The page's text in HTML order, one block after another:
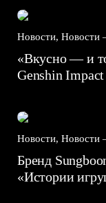
Новости, Новости
«Вкусно — и
Genshin Impact⁠⁠
Новости, Новости
Бренд
«Истории